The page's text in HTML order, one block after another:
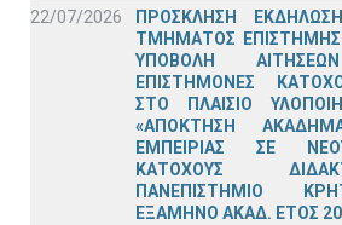
22/07/2026
ΠΡΟΣΚΛΗΣΗ
ΤΜΗΜΑΤΟΣ ΕΠΙΣΤΗΜΗΣ
ΥΠΟΒΟΛΗ
ΕΠΙΣΤΗΜΟΝΕΣ
ΣΤΟ ΠΛΑΙΣΙΟ
«ΑΠΟΚΤΗΣΗ
ΕΜΠΕΙΡΙΑΣ ΣΕ
ΚΑΤΟΧΟΥΣ
ΠΑΝΕΠΙΣΤΗΜΙΟ
ΕΞΑΜΗΝΟ ΑΚΑΔ. ΕΤΟΣ